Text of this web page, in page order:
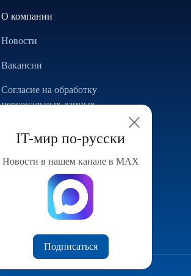
IT-мир по-русски
Новости в нашем канале в МАХ
Подписаться
О компании
Новости
Вакансии
Согласие на обработку
персональных данных
Конфигуратор компьютера